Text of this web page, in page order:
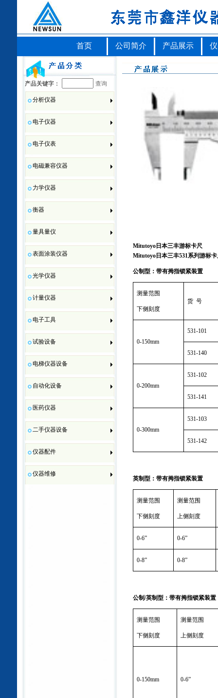
首页 公司简介 产品展示
产品关键字： 查询
分析仪器
电子仪器
电子仪表
电磁兼容仪器
力学仪器
衡器
量具量仪
表面涂装仪器
光学仪器
计量仪器
电子工具
试验设备
电梯仪器设备
自动化设备
医药仪器
二手仪器设备
仪器配件
仪器维修
Mitutoyo日本三丰游标卡尺
Mitutoyo日本三丰531系列游标
公制型：带有拇指锁紧装置
测量范围
下侧刻度
货 号
0-150mm
531-101
531-140
0-200mm
531-102
531-141
0-300mm
531-103
531-142
英制型：带有拇指锁紧装置
测量范围
下侧刻度
测量范围
上侧刻度
0-6” 0-6”
0-8” 0-8”
公制/英制型：带有拇指锁紧装置
测量范围
下侧刻度
测量范围
上侧刻度
0-150mm 0-6”